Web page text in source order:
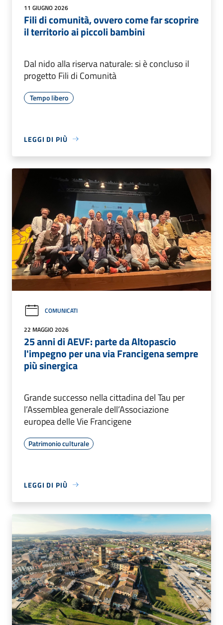
11 GIUGNO 2026
Fili di comunità, ovvero come far scoprire
il territorio ai piccoli bambini
Dal nido alla riserva naturale: si è concluso il
progetto Fili di Comunità
Tempo libero
LEGGI DI PIÙ
COMUNICATI
22 MAGGIO 2026
25 anni di AEVF: parte da Altopascio
l'impegno per una via Francigena sempre
più sinergica
Grande successo nella cittadina del Tau per
l’Assemblea generale dell’Associazione
europea delle Vie Francigene
Patrimonio culturale
LEGGI DI PIÙ